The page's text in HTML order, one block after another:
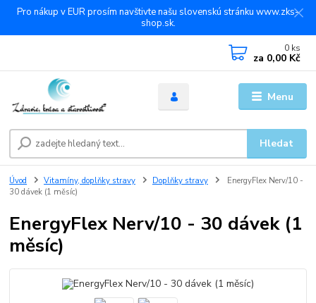
Pro nákup v EUR prosím navštivte našu slovenskú stránku www.zks-
shop.sk.
Menu
Hledat
0 ks
za 0,00 Kč
Úvod Vitamíny, doplňky stravy Doplňky stravy
EnergyFlex Nerv/10 -
30 dávek (1 měsíc)
EnergyFlex Nerv/10 - 30 dávek (1
měsíc)